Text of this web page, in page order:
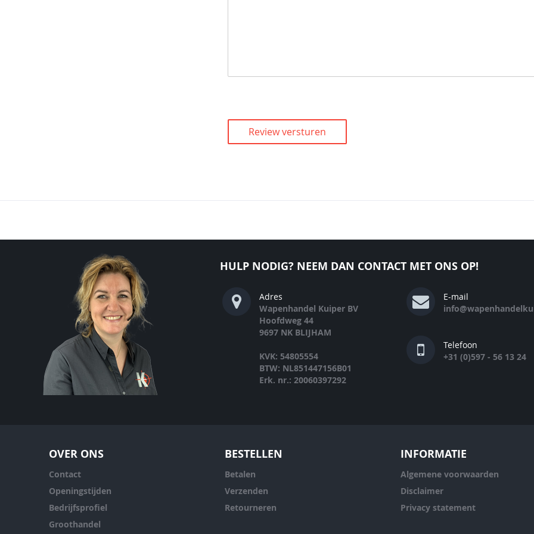
Review versturen
HULP NODIG? NEEM DAN CONTACT MET ONS OP!
Adres
Wapenhandel Kuiper BV
Hoofdweg 44
9697 NK BLIJHAM
KVK: 54805554
BTW: NL851447156B01
Erk. nr.: 20060397292
E-mail
Telefoon
+31 (0)597 - 56 13 24
OVER ONS
Contact
Openingstijden
Bedrijfsprofiel
Groothandel
BESTELLEN
Betalen
Verzenden
Retourneren
INFORMATIE
Algemene voorwaarden
Disclaimer
Privacy statement